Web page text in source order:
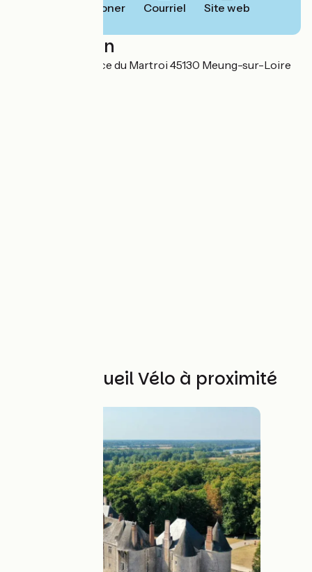
Téléphoner Courriel Site web
Localisation
SCI G.L.C.M 16 place du Martroi 45130 Meung-sur-Loire
Autres Accueil Vélo à proximité